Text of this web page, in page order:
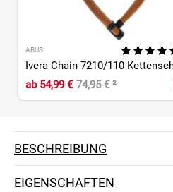
ABUS
Ivera Chain 7210/110
ab54,99 € 74,95 €²
BESCHREIBUNG
EIGENSCHAFTEN